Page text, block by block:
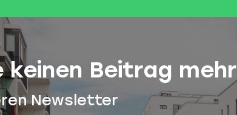
keinen Beitrag mehr
Newsletter